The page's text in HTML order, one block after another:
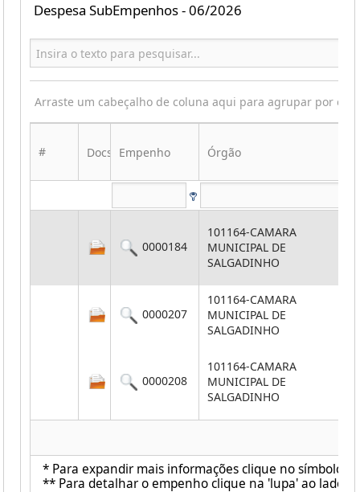
Despesa SubEmpenhos - 06/2026
Arraste um cabeçalho de coluna aqui para agrupar por
* Para expandir mais informações clique no símbolo
** Para detalhar o empenho clique na 'lupa' ao lado
# Docs Empenho Órgão
0000184
101164-CAMARA
MUNICIPAL DE
SALGADINHO
0000207
101164-CAMARA
MUNICIPAL DE
SALGADINHO
0000208
101164-CAMARA
MUNICIPAL DE
SALGADINHO